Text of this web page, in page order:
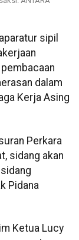
sipil
dalam
Kerja Asing
Perkara
sidang akan
Pidana
Ketua Lucy